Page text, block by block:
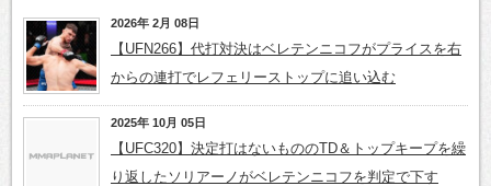
2026年 2月 08日
【UFN266】代打対決はベレテンニコフがプライスを右
からの連打でレフェリーストップに追い込む
2025年 10月 05日
【UFC320】決定打はないもののTD＆トップキープを繰
り返したソリアーノがベレテンニコフを判定で下す